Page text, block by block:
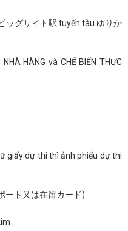
ッグサイト駅 tuyến tàu ゆりか
HÀNG và CHẾ BIẾN THỰC
giấy dự thi thì ảnh phiếu dự thi
ート又は在留カード)